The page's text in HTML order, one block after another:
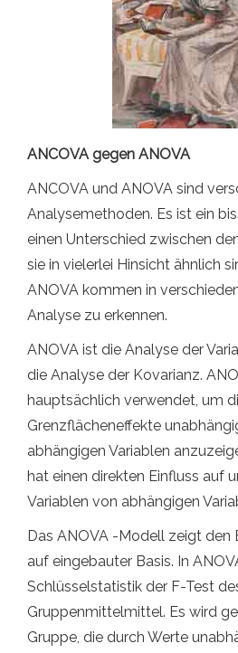
ANCOVA gegen ANOVA
ANCOVA und ANOVA sind
Analysemethoden. Es ist ein
einen Unterschied zwischen
sie in vielerlei Hinsicht ähnlich
ANOVA kommen in
Analyse zu erkennen.
ANOVA ist die Analyse der
die Analyse der Kovarianz.
hauptsächlich verwendet, um
Grenzflächeneffekte
abhängigen Variablen
hat einen direkten Einfluss auf
Variablen von abhängigen
Das ANOVA -Modell zeigt den
auf eingebauter Basis. In
Schlüsselstatistik der F-Test
Gruppenmittelmittel. Es wird
Gruppe, die durch Werte